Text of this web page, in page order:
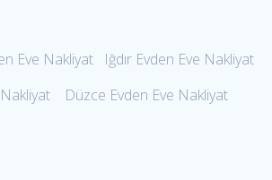
Eve Nakliyat Iğdır Evden Eve Nakliyat
Düzce Evden Eve Nakliyat